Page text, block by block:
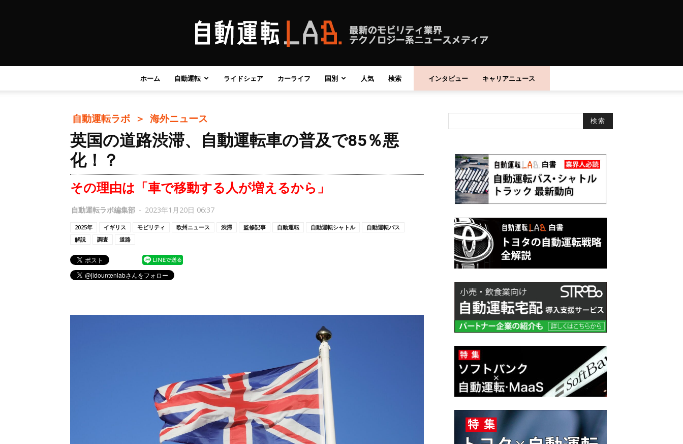
自
動
ホーム 自動運転 ライドシェア カーライフ 国別 人気 検索 インタビュー キャリアニュース
自動運転ラボ ＞ 海外ニュース
英国の道路渋滞、自動運転車の普及で85％悪
化！？
その理由は「車で移動する人が増えるから」
自動運転ラボ編集部 - 2023年1月20日 06:37
2025年 イギリス モビリティ 欧州ニュース 渋滞 監修記事 自動運転 自動運転シャトル
自動運転バス
解説
調査 道路